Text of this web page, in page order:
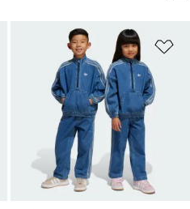
Dodaj do listy życzeń